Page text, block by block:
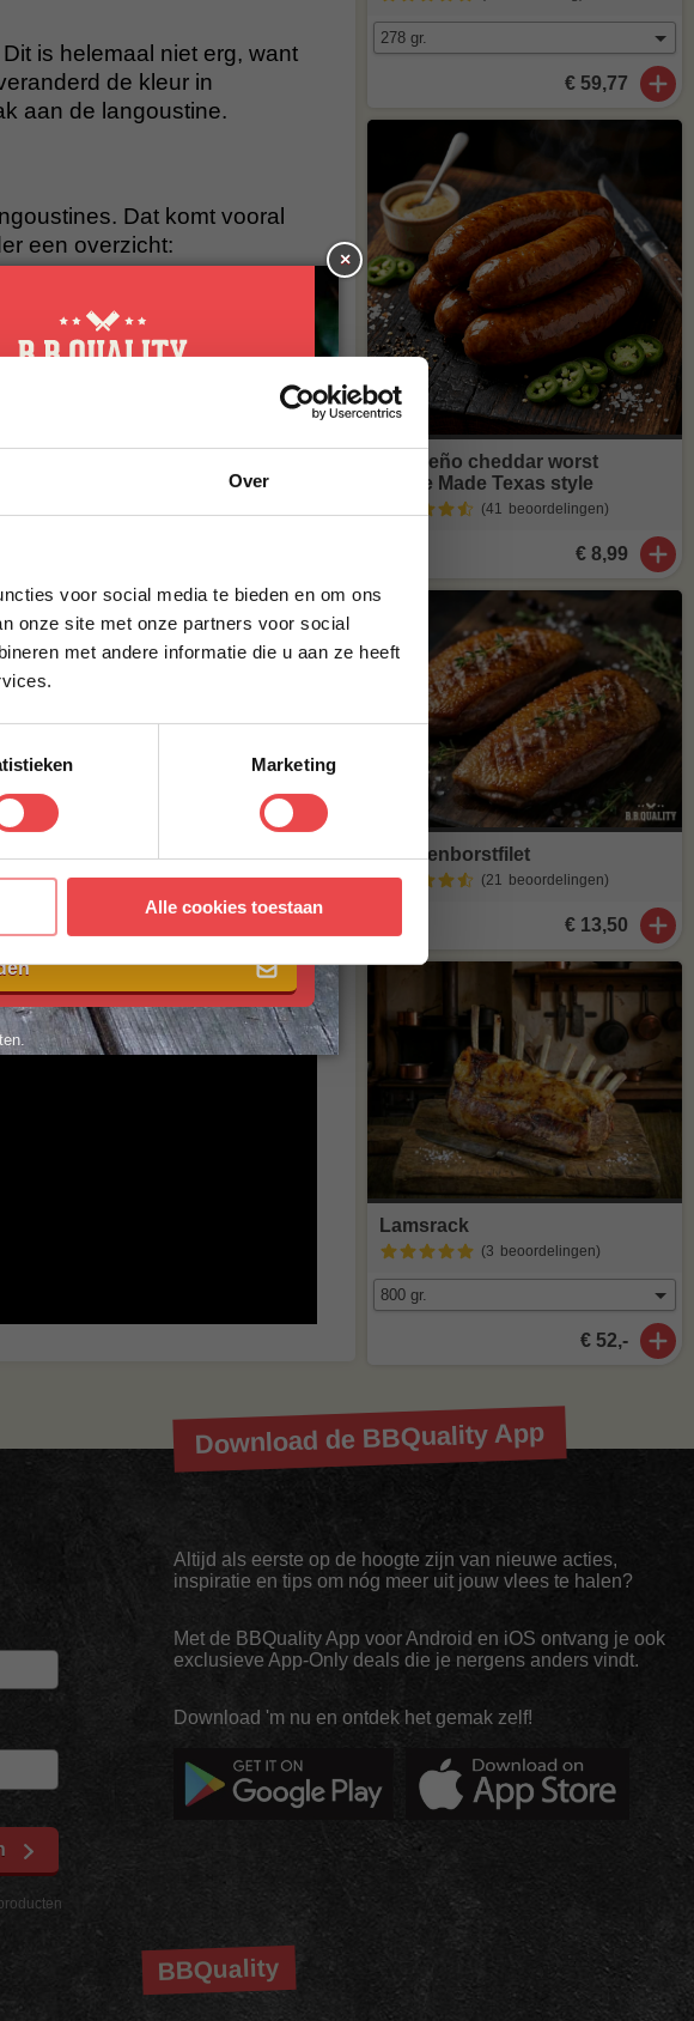
Over
voor social media te bieden en om ons
onze site met onze partners voor social
met andere informatie die u aan ze heeft
Marketing
Alle cookies toestaan
is helemaal niet erg, want
de kleur in
aan de langoustine.
Dat komt vooral
een overzicht:
dan "zwemt" deze achteruit
is van nature al heerlijk van
nog wat meer op
ervaar de smaak van
€ 59,77
Jalapeño cheddar worst
Home Made Texas style
(41 beoordelingen)
€ 8,99
Eendenborstfilet
(21 beoordelingen)
€ 13,50
Lamsrack
(3 beoordelingen)
€ 52,-
×
op je
*
Download de BBQuality App
Altijd als eerste op de hoogte zijn van nieuwe acties,
inspiratie en tips om nóg meer uit jouw vlees te halen?
Met de BBQuality App voor Android en iOS ontvang je ook
exclusieve App-Only deals die je nergens anders vindt.
Download 'm nu en ontdek het gemak zelf!
BBQuality